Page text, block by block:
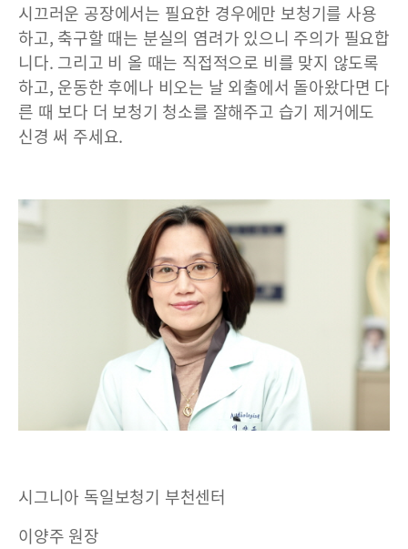
시끄러운 공장에서는 필요한 경우에만 보청기를 사용
하고, 축구할 때는 분실의 염려가 있으니 주의가 필요합
니다. 그리고 비 올 때는 직접적으로 비를 맞지 않도록
하고, 운동한 후에나 비오는 날 외출에서 돌아왔다면 다
른 때 보다 더 보청기 청소를 잘해주고 습기 제거에도
신경 써 주세요.
시그니아 독일보청기 부천센터
이양주 원장